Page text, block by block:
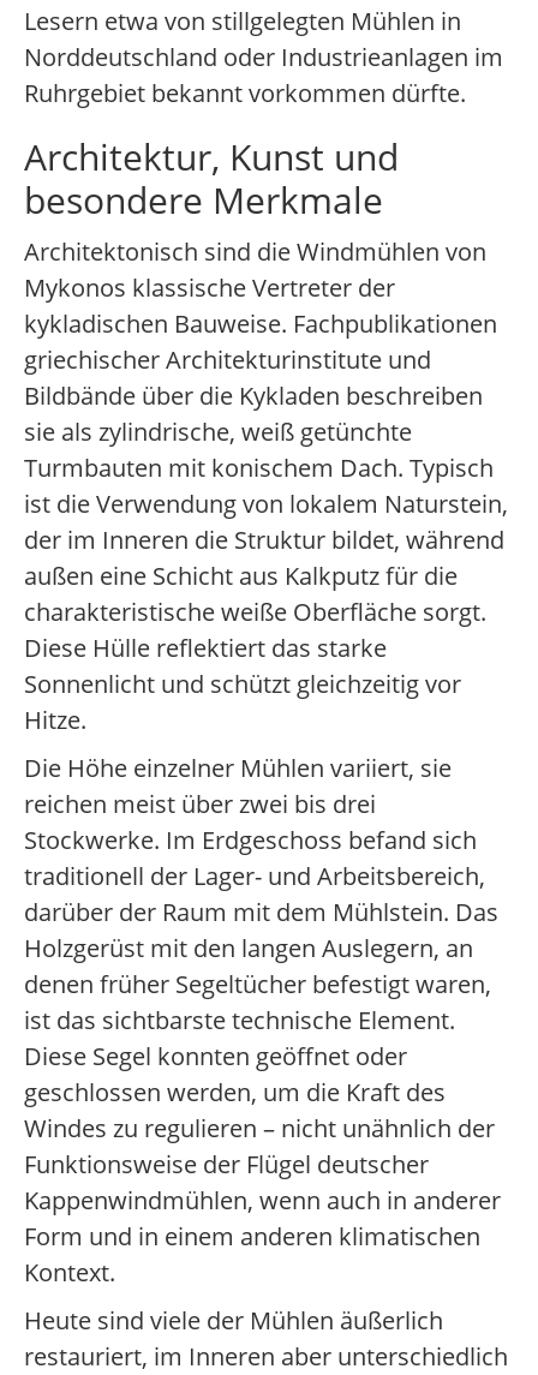
Lesern etwa von stillgelegten Mühlen in
Norddeutschland oder Industrieanlagen im
Ruhrgebiet bekannt vorkommen dürfte.
Architektur, Kunst und
besondere Merkmale
Architektonisch sind die Windmühlen von
Mykonos klassische Vertreter der
kykladischen Bauweise. Fachpublikationen
griechischer Architekturinstitute und
Bildbände über die Kykladen beschreiben
sie als zylindrische, weiß getünchte
Turmbauten mit konischem Dach. Typisch
ist die Verwendung von lokalem Naturstein,
der im Inneren die Struktur bildet, während
außen eine Schicht aus Kalkputz für die
charakteristische weiße Oberfläche sorgt.
Diese Hülle reflektiert das starke
Sonnenlicht und schützt gleichzeitig vor
Hitze.
Die Höhe einzelner Mühlen variiert, sie
reichen meist über zwei bis drei
Stockwerke. Im Erdgeschoss befand sich
traditionell der Lager- und Arbeitsbereich,
darüber der Raum mit dem Mühlstein. Das
Holzgerüst mit den langen Auslegern, an
denen früher Segeltücher befestigt waren,
ist das sichtbarste technische Element.
Diese Segel konnten geöffnet oder
geschlossen werden, um die Kraft des
Windes zu regulieren – nicht unähnlich der
Funktionsweise der Flügel deutscher
Kappenwindmühlen, wenn auch in anderer
Form und in einem anderen klimatischen
Kontext.
Heute sind viele der Mühlen äußerlich
restauriert, im Inneren aber unterschiedlich